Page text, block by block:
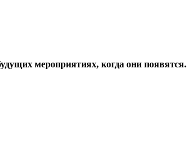
мероприятиях, когда они появятся.